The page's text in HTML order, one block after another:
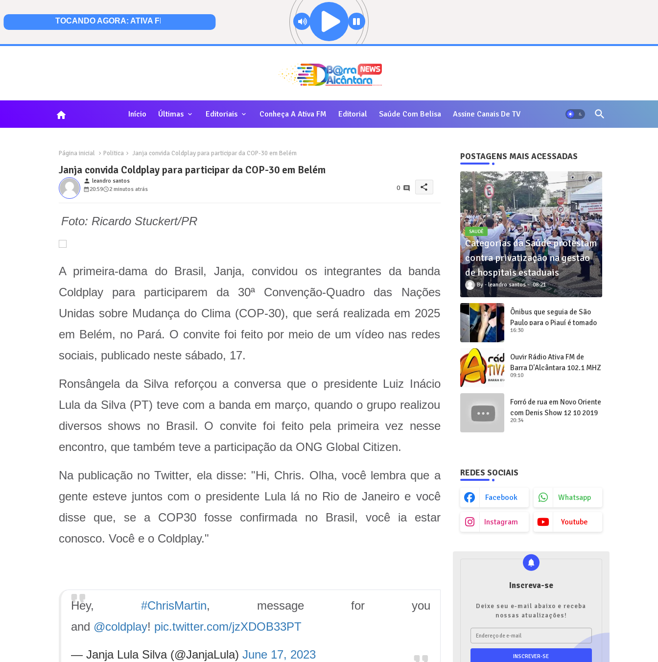
home Início Últimas Editoriais Conheça A Ativa FM Editorial Saúde Com Belisa Assine Canais De TV
Página inicial Politica Janja convida Coldplay para participar da COP-30 em Belém
Janja convida Coldplay para participar da COP-30 em Belém
person leandro santos
20:59
2 minutos atrás 0 share
Foto: Ricardo Stuckert/PR
A primeira-dama do Brasil, Janja, convidou os integrantes da banda
Coldplay para participarem da 30ª Convenção-Quadro das Nações
Unidas sobre Mudança do Clima (COP-30), que será realizada em 2025
em Belém, no Pará. O convite foi feito por meio de um vídeo nas redes
sociais, publicado neste sábado, 17.
Ronsângela da Silva reforçou a conversa que o presidente Luiz Inácio
Lula da Silva (PT) teve com a banda em março, quando o grupo realizou
diversos shows no Brasil. O convite foi feito pela primeira vez nesse
encontro, que também teve a participação da ONG Global Citizen.
Na publicação no Twitter, ela disse: "Hi, Chris. Olha, você lembra que a
gente esteve juntos com o presidente Lula lá no Rio de Janeiro e você
disse que, se a COP30 fosse confirmada no Brasil, você ia estar
conosco. Você e o Coldplay."
Hey, #ChrisMartin, message for you
and @coldplay! pic.twitter.com/jzXDOB33PT
— Janja Lula Silva (@JanjaLula) June 17, 2023
POSTAGENS MAIS ACESSADAS
SAUDÊ
Categorias da Saúde protestam
contra privatização na gestão
de hospitais estaduais
leandro santos 08:21
Ônibus que seguia de São
Paulo para o Piauí é tomado
de assalto
16:30
Ouvir Rádio Ativa FM de
Barra D'Alcântara 102,1 MHZ
09:10
Forró de rua em Novo Oriente
com Denis Show 12 10 2019
20:34
REDES SOCIAIS
Facebook Whatsapp
Instagram Youtube
Inscreva-se
Deixe seu e-mail abaixo e receba
nossas atualizações!